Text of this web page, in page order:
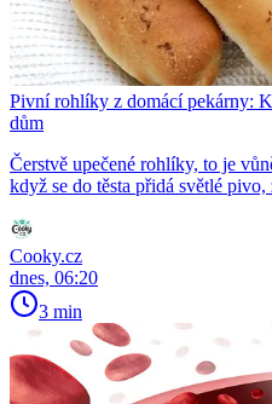
Pivní rohlíky z domácí pekárny:
dům
Čerstvě upečené rohlíky, to je
když se do těsta přidá světlé
Cooky.cz
dnes, 06:20
3 min